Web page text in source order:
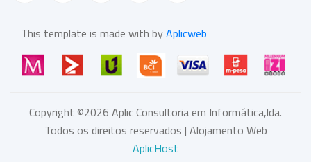
This template is made with byAplicweb
Copyright ©2026Aplic Consultoria em Informática,lda.
Todos os direitos reservados | Alojamento Web
AplicHost